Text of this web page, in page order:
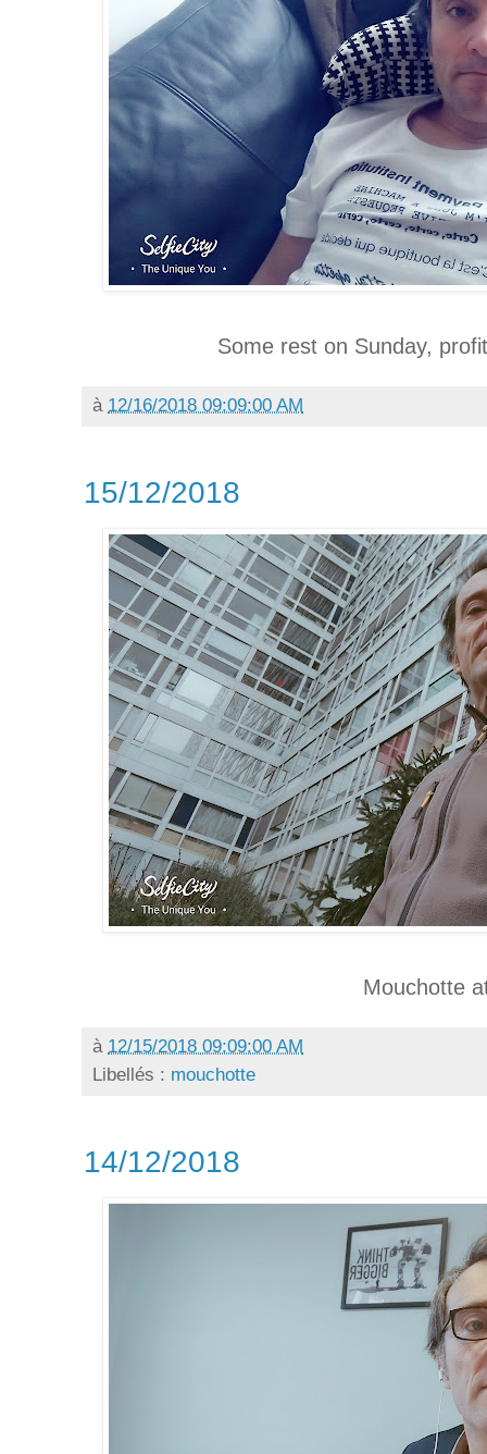
Some rest on Sunday,
à 12/16/2018 09:09:00 AM
15/12/2018
Mouchotte
à 12/15/2018 09:09:00 AM
Libellés : mouchotte
14/12/2018